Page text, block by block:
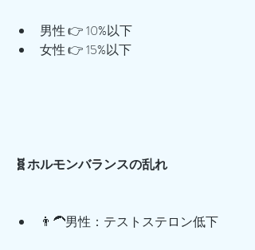
男性 👉 10%以下
女性 👉 15%以下
🧬ホルモンバランスの乱れ
👨‍🦱男性：テストステロン低下